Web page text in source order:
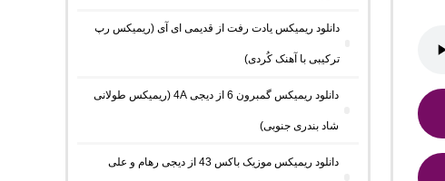
دانلود ریمیکس یادت رفت از قدیمی ای آی (ریمیکس رپ
ترکیبی با آهنک کُردی)
دانلود ریمیکس گمبرون 6 از دیجی 4A (ریمیکس طولانی
شاد بندری جنوبی)
دانلود ریمیکس موزیک باکس 43 از دیجی رهام و علی